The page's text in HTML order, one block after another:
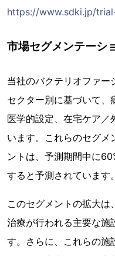
https://www.sdki.jp/
市場セグメンテーシ
当社のバクテリオファー
セクター別に基づいて、
医学的設定、在宅ケア／
います。これらのセグメ
ントは、予測期間中に
すると予測されています。
このセグメントの拡大は
治療が行われる主要な施
す。さらに、これらの施